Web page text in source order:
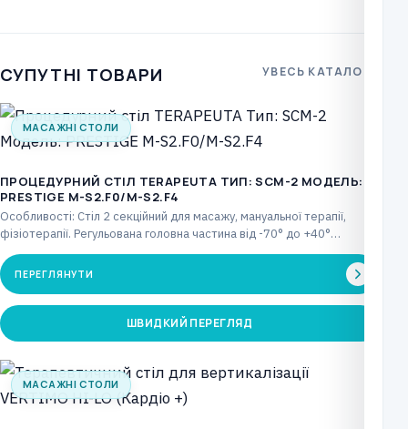
СУПУТНІ ТОВАРИ УВЕСЬ КАТАЛОГ
МАСАЖНІ СТОЛИ
ПРОЦЕДУРНИЙ СТІЛ TERAPEUTA ТИП: SCM-2 МОДЕЛЬ:
PRESTIGE M-S2.F0/M-S2.F4
Особливості: Стіл 2 секційний для масажу, мануальної терапії,
фізіотерапії. Регульована головна частина від -70° до +40°…
ПЕРЕГЛЯНУТИ
ШВИДКИЙ ПЕРЕГЛЯД
МАСАЖНІ СТОЛИ